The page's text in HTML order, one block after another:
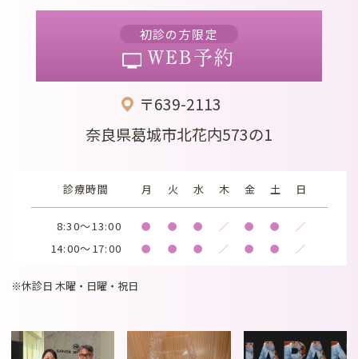
初診の方限定
WEB予約
〒639-2113
奈良県葛城市北花内573の1
診療時間 月 火 水 木 金 土 日
8:30～13:00 ● ● ● ／ ● ● ／
14:00～17:00 ● ● ● ／ ● ● ／
※休診日 木曜・日曜・祝日